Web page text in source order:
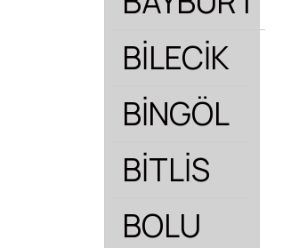
BİLECİK
BİNGÖL
BİTLİS
BOLU